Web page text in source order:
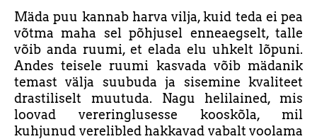
Mäda puu kannab harva vilja, kuid teda ei pea
võtma maha sel põhjusel enneaegselt, talle
võib anda ruumi, et elada elu uhkelt lõpuni.
Andes teisele ruumi kasvada võib mädanik
temast välja suubuda ja sisemine kvaliteet
drastiliselt muutuda. Nagu helilained, mis
loovad vereringlusesse kooskõla, mil
kuhjunud verelibled hakkavad vabalt voolama